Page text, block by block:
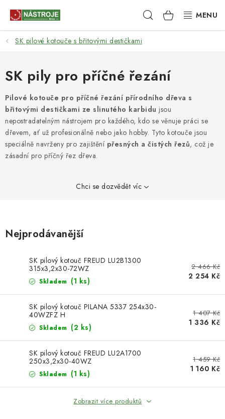
Hledat NÁKUPNÍ
KOŠÍK
NÁSTROJE
AKCE
BRUSIVO
ELEKTRONÁŘADÍ
LEPENÍ A SPOJOVÁNÍ
KONTAKTY
STROJE DO DÍLNY
NÁSTROJE PRO STOLAŘE
NÁSTROJE PRO OPRACOVÁNÍ KOVU
NÁSTROJE PRO ŘEZÁNÍ DŘEVA
SK pilové kotouče s břitovými destičkami
SK pily pro příčné řezání
Pilové kotouče pro příčné řezání přírodního dřeva s
břitovými destičkami ze slinutého karbidu jsou
nepostradatelným nástrojem pro každého, kdo se věnuje práci se
dřevem, ať už profesionálně nebo jako hobby. Tyto kotouče jsou
speciálně navrženy pro zajištění přesných a čistých řezů, což je
zásadní pro příčný řez dřeva.
Chci se dozvědět víc
Nejprodávanější
SK pilový kotouč FREUD LU2B1300
315x3,2x30-72WZ
Skladem (1 ks)
2 466 Kč
2 254 Kč
SK pilový kotouč PILANA 5337 254x30-
40WZFZ H
Skladem (2 ks)
1 407 Kč
1 336 Kč
SK pilový kotouč FREUD LU2A1700
250x3,2x30-40WZ
Skladem (1 ks)
1 459 Kč
1 160 Kč
Zobrazit více produktů